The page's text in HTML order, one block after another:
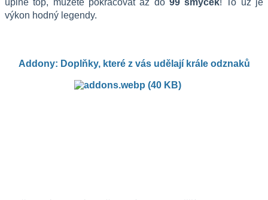
výkon hodný legendy.
Addony: Doplňky, které z vás udělají krále odznaků